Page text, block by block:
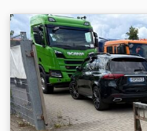
completa, alzata
interno, specchio
anteriore e posteriore